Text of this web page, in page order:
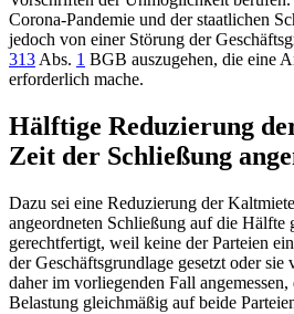
Corona-Pandemie und der staatlichen
jedoch von einer Störung der
313 Abs. 1 BGB auszugehen, die eine
erforderlich mache.
Hälftige Reduzierung
Zeit der Schließung
Dazu sei eine Reduzierung der
angeordneten Schließung auf die Hälfte
gerechtfertigt, weil keine der Parteien
der Geschäftsgrundlage gesetzt oder sie
daher im vorliegenden Fall
Belastung gleichmäßig auf beide